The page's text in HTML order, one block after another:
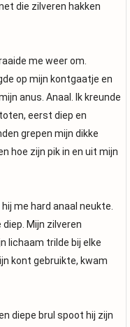
die zilveren hakken
me weer om.
op mijn kontgaatje en
anus. Anaal. Ik kreunde
eerst diep en
grepen mijn dikke
hoe zijn pik in en uit mijn
me hard anaal neukte.
diep. Mijn zilveren
lichaam trilde bij elke
kont gebruikte, kwam
diepe brul spoot hij zijn